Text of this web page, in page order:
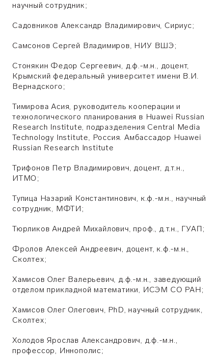
научный сотрудник;
Садовников Александр Владимирович, Сириус;
Самсонов Сергей Владимиров, НИУ ВШЭ;
Стонякин Федор Сергеевич, д.ф.-м.н., доцент,
Крымский федеральный университет имени В.И.
Вернадского;
Тимирова Асия, руководитель кооперации и
технологического планирования в Huawei Russian
Research Institute, подразделения Central Media
Technology Institute, Россия. Амбассадор Huawei
Russian Research Institute
Трифонов Петр Владимирович, доцент, д.т.н.,
ИТМО;
Тупица Назарий Константинович, к.ф.-м.н., научный
сотрудник, МФТИ;
Тюрликов Андрей Михайлович, проф., д.т.н., ГУАП;
Фролов Алексей Андреевич, доцент, к.ф.-м.н.,
Сколтех;
Хамисов Олег Валерьевич, д.ф.-м.н., заведующий
отделом прикладной математики, ИСЭМ СО РАН;
Хамисов Олег Олегович, PhD, научный сотрудник,
Сколтех;
Холодов Ярослав Александрович, д.ф.-м.н.,
профессор, Иннополис;